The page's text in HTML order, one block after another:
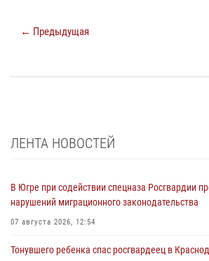
← Предыдущая
ЛЕНТА НОВОСТЕЙ
В Югре при содействии спецназа Росгвардии
нарушений миграционного законодательства
07 августа 2026, 12:54
Тонувшего ребенка спас росгвардеец в